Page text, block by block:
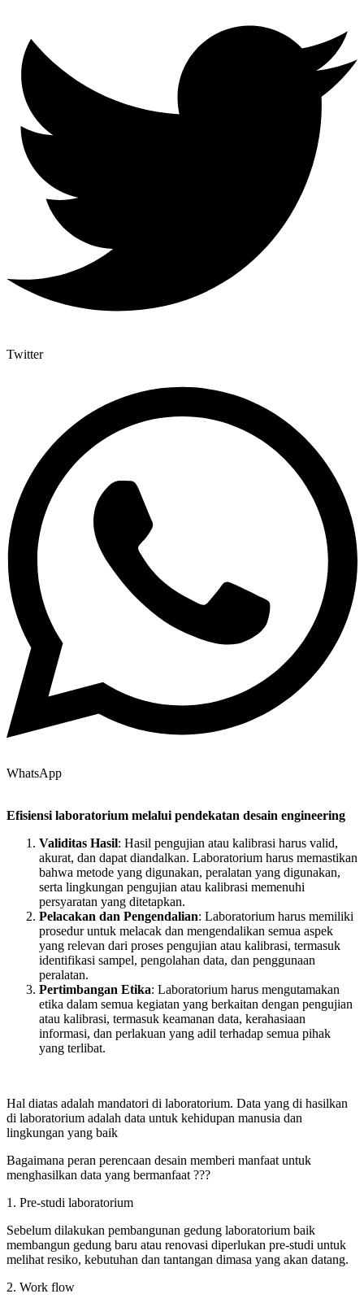
Twitter
WhatsApp
Efisiensi laboratorium melalui pendekatan desain engineering
Validitas Hasil: Hasil pengujian atau kalibrasi harus valid,
akurat, dan dapat diandalkan. Laboratorium harus memastikan
bahwa metode yang digunakan, peralatan yang digunakan,
serta lingkungan pengujian atau kalibrasi memenuhi
persyaratan yang ditetapkan.
Pelacakan dan Pengendalian: Laboratorium harus memiliki
prosedur untuk melacak dan mengendalikan semua aspek
yang relevan dari proses pengujian atau kalibrasi, termasuk
identifikasi sampel, pengolahan data, dan penggunaan
peralatan.
Pertimbangan Etika: Laboratorium harus mengutamakan
etika dalam semua kegiatan yang berkaitan dengan pengujian
atau kalibrasi, termasuk keamanan data, kerahasiaan
informasi, dan perlakuan yang adil terhadap semua pihak
yang terlibat.
Hal diatas adalah mandatori di laboratorium. Data yang di hasilkan
di laboratorium adalah data untuk kehidupan manusia dan
lingkungan yang baik
Bagaimana peran perencaan desain memberi manfaat untuk
menghasilkan data yang bermanfaat ???
1. Pre-studi laboratorium
Sebelum dilakukan pembangunan gedung laboratorium baik
membangun gedung baru atau renovasi diperlukan pre-studi untuk
melihat resiko, kebutuhan dan tantangan dimasa yang akan datang.
2. Work flow